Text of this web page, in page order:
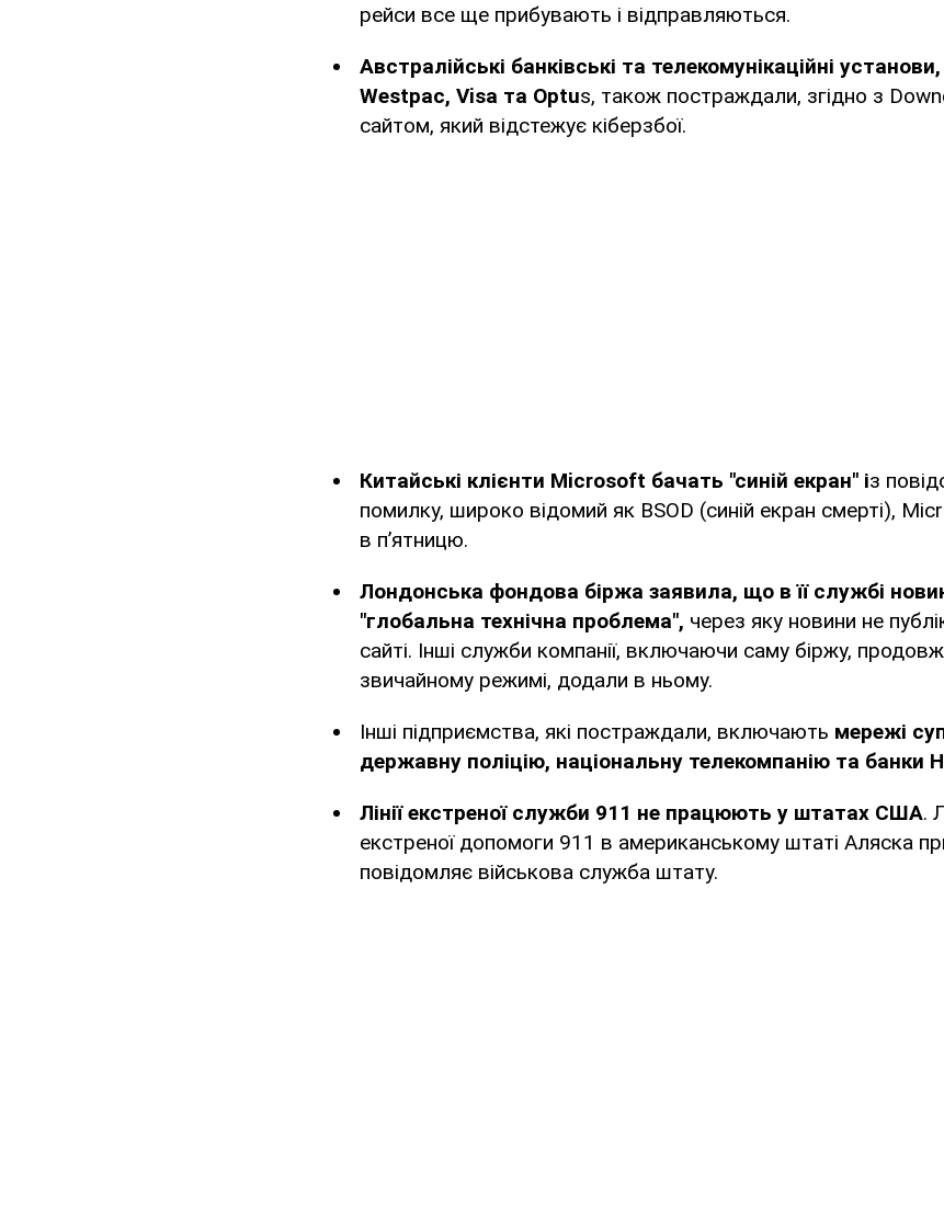
рейси все ще прибувають і відправляються.
Австралійські банківські та телекомунікаційні
Westpac, Visa та Optus, також постраждали, згідно з
сайтом, який відстежує кіберзбої.
Китайські клієнти Microsoft бачать "синій екран" із
помилку, широко відомий як BSOD (синій екран смерті),
в п’ятницю.
Лондонська фондова біржа заявила, що в її службі
"глобальна технічна проблема", через яку новини не
сайті. Інші служби компанії, включаючи саму біржу,
звичайному режимі, додали в ньому.
Інші підприємства, які постраждали, включають мережі
державну поліцію, національну телекомпанію та банки
Лінії екстреної служби 911 не працюють у штатах США.
екстреної допомоги 911 в американському штаті Аляска
повідомляє військова служба штату.